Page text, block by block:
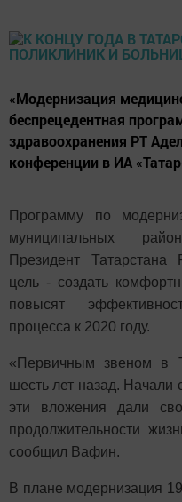
«Модернизация
беспрецедентная
здравоохранения РТ
конференции в ИА
Программу по
муниципальных
Президент
цель - создать
повысят
процесса к 2020 году.
«Первичным звеном в
шесть лет назад. Начали
эти вложения дали
продолжительности
сообщил Вафин.
В плане модернизация